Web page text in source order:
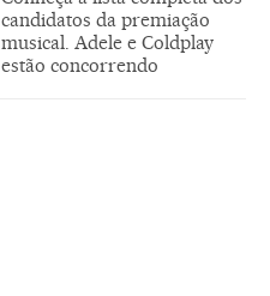
candidatos da premiação
musical. Adele e Coldplay
estão concorrendo